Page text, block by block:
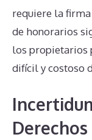
requiere la
de honorarios
los propietarios
difícil y costoso